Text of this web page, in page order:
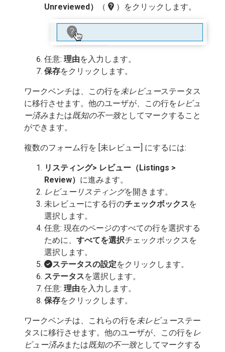
Unreviewed）
（ not_listed_location ）をクリックします。
任意: 理由を入力します。
保存をクリックします。
ワークベンチは、この行を未レビューステータス
に移行させます。他のユーザが、この行をレビュ
ー済みまたは既知の不一致としてマークすること
ができます。
複数のフォーム行を [未レビュー] にするには:
リスティング> レビュー（Listings >
Review） に進みます。
レビューリスティングを開きます。
未レビューにする行のチェックボックスを
選択します。
任意: 現在のページのすべての行を選択する
ために、 すべてを選択チェックボックスを
選択します。
ステータスの設定をクリックします。
ステータスを選択します。
任意: 理由を入力します。
保存をクリックします。
ワークベンチは、これらの行を未レビューステー
タスに移行させます。他のユーザが、この行をレ
ビュー済みまたは既知の不一致としてマークする